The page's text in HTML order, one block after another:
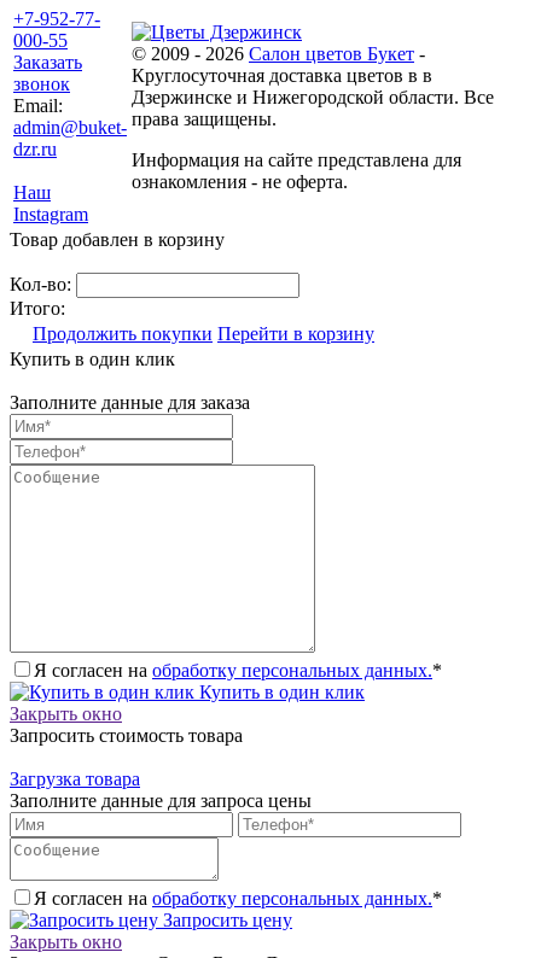
+7-952-77-
000-55
Заказать
звонок
Email:
admin@buket-
dzr.ru
Наш
Instagram
© 2009 - 2026 Салон цветов Букет -
Круглосуточная доставка цветов в в
Дзержинске и Нижегородской области. Все
права защищены.
Информация на сайте представлена для
ознакомления - не оферта.
Товар добавлен в корзину
Кол-во:
Итого:
Продолжить покупки Перейти в корзину
Купить в один клик
Заполните данные для заказа
Я согласен на обработку персональных данных.*
Купить в один клик
Закрыть окно
Запросить стоимость товара
Загрузка товара
Заполните данные для запроса цены
Я согласен на обработку персональных данных.*
Запросить цену
Закрыть окно